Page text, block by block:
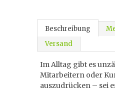
Beschreibung
Versand
Im Alltag gibt es
Mitarbeitern oder
auszudrücken – sei